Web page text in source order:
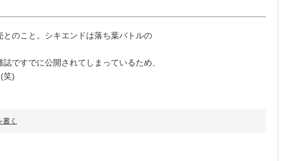
のこと。シキエンドは落ち葉バトルの
ですでに公開されてしまっているため、
笑)
書く